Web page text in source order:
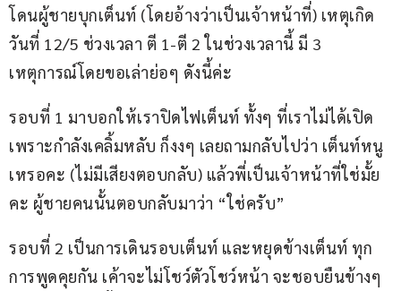
โดนผู้ชายบุกเต็นท์ (โดยอ้างว่าเป็นเจ้าหน้าที่) เหตุเกิด
วันที่ 12/5 ช่วงเวลา ตี 1-ตี 2 ในช่วงเวลานี้ มี 3
เหตุการณ์โดยขอเล่าย่อๆ ดังนี้ค่ะ
รอบที่ 1 มาบอกให้เราปิดไฟเต็นท์ ทั้งๆ ที่เราไม่ได้เปิด
เพราะกำลังเคลิ้มหลับ ก็งงๆ เลยถามกลับไปว่า เต็นท์หนู
เหรอคะ (ไม่มีเสียงตอบกลับ) แล้วพี่เป็นเจ้าหน้าที่ใช่มั้ย
คะ ผู้ชายคนนั้นตอบกลับมาว่า “ใช่ครับ”
รอบที่ 2 เป็นการเดินรอบเต็นท์ และหยุดข้างเต็นท์ ทุก
การพูดคุยกัน เค้าจะไม่โชว์ตัวโชว์หน้า จะชอบยืนข้างๆ